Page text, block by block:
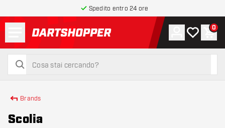
Spedito entro 24 ore
torna alla home page
cerca
cerca
Account
La mia0
Brands
Scolia